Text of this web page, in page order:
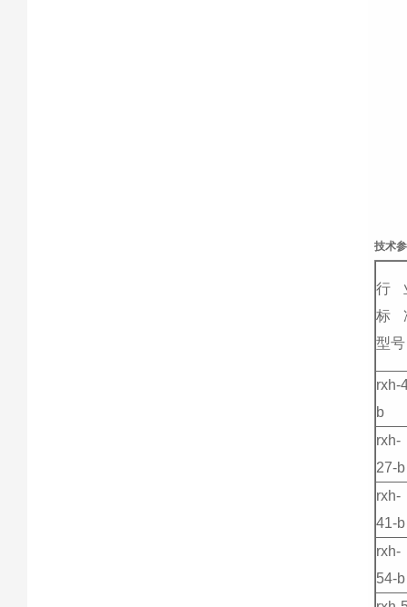
技术
行
标
型号
rxh-
b
rxh-
27-b
rxh-
41-b
rxh-
54-b